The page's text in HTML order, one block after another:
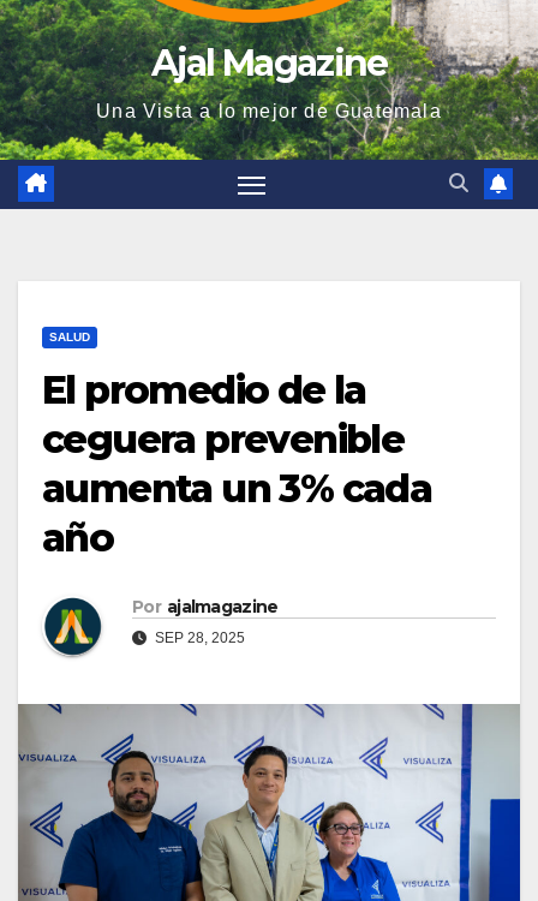
Ajal Magazine
Una Vista a lo mejor de Guatemala
SALUD
El promedio de la
ceguera prevenible
aumenta un 3% cada
año
Por ajalmagazine
SEP 28, 2025